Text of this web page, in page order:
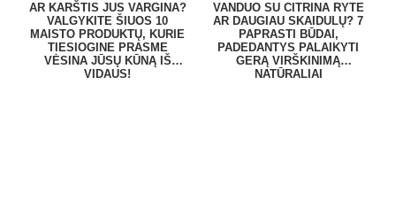
AR KARŠTIS JUS VARGINA?
VALGYKITE ŠIUOS 10
MAISTO PRODUKTŲ, KURIE
TIESIOGINE PRASME
VĖSINA JŪSŲ KŪNĄ IŠ
VIDAUS!
VANDUO SU CITRINA RYTE
AR DAUGIAU SKAIDULŲ? 7
PAPRASTI BŪDAI,
PADEDANTYS PALAIKYTI
GERĄ VIRŠKINIMĄ
NATŪRALIAI